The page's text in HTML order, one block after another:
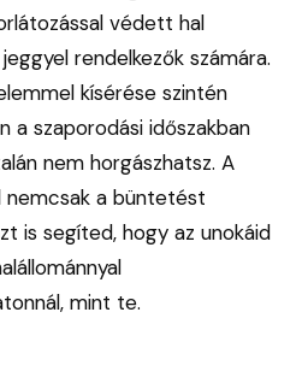
védett hal
rendelkezők számára.
kísérése szintén
a szaporodási időszakban
nem horgászhatsz. A
nemcsak a büntetést
is segíted, hogy az unokáid
mint te.